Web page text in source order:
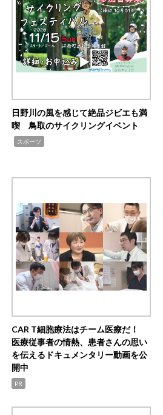
日野川の風を感じて絶品ジビエも満
喫 鳥取のサイクリングイベント
スポーツ
CAR T細胞療法はチーム医療だ！
医療従事者の情熱、患者さんの思い
を伝えるドキュメンタリー動画を公
開中
PR